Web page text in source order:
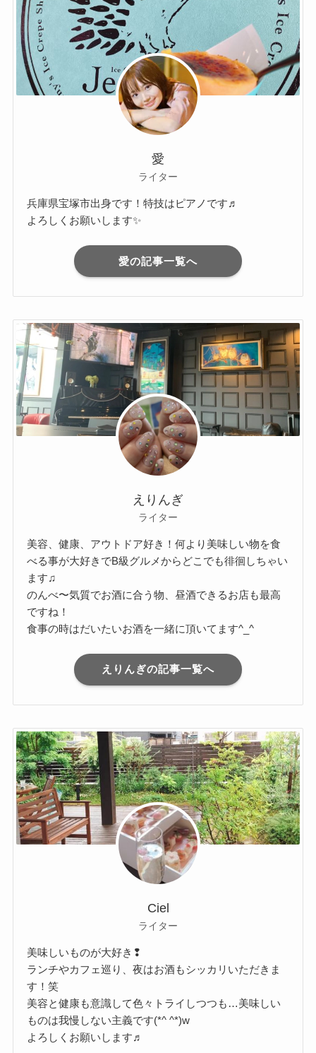
愛
ライター
兵庫県宝塚市出身です！特技はピアノです♬
よろしくお願いします✨
愛の記事一覧へ
えりんぎ
ライター
美容、健康、アウトドア好き！何より美味しい物を食
べる事が大好きでB級グルメからどこでも徘徊しちゃい
ます♫
のんべ〜気質でお酒に合う物、昼酒できるお店も最高
ですね！
食事の時はだいたいお酒を一緒に頂いてます^_^
えりんぎの記事一覧へ
Ciel
ライター
美味しいものが大好き❢
ランチやカフェ巡り、夜はお酒もシッカリいただきま
す！笑
美容と健康も意識して色々トライしつつも…美味しい
ものは我慢しない主義です(*^ ^*)w
よろしくお願いします♬